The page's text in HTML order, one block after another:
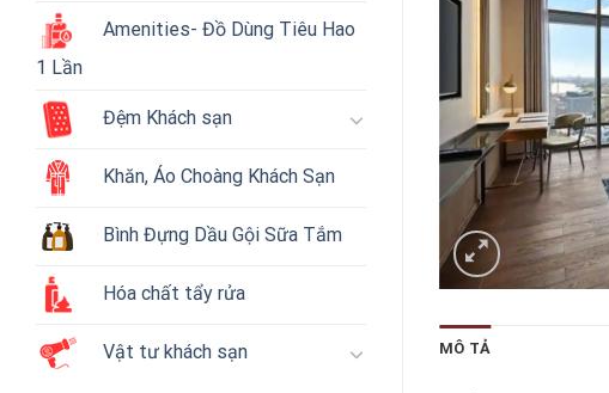
Amenities- Đồ Dùng Tiêu Hao
1 Lần
Đệm Khách sạn
Khăn, Áo Choàng Khách Sạn
Bình Đựng Dầu Gội Sữa Tắm
Hóa chất tẩy rửa
Vật tư khách sạn MÔ TẢ